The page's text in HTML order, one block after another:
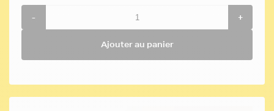
- +
Ajouter au panier